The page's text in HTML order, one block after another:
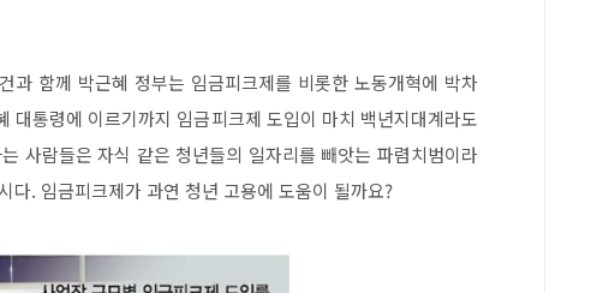
과 함께 박근혜 정부는 임금피크제를 비롯한 노동개혁에 박차
대통령에 이르기까지 임금피크제 도입이 마치 백년지대계라도
사람들은 자식 같은 청년들의 일자리를 빼앗는 파렴치범이라
다. 임금피크제가 과연 청년 고용에 도움이 될까요?